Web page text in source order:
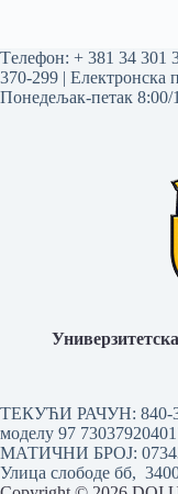
Tелефон: + 381 34 301
370-299 | Електронска
Понедељак-петак 8:00/
ТЕКУЋИ РАЧУН: 840-
моделу 97
МАТИЧНИ БРОЈ:
Улица слободе бб,